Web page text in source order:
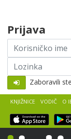
KNJIŽNICE VODIČ O
Prijava
Korisničko
ime
Lozinka
Zaboravili